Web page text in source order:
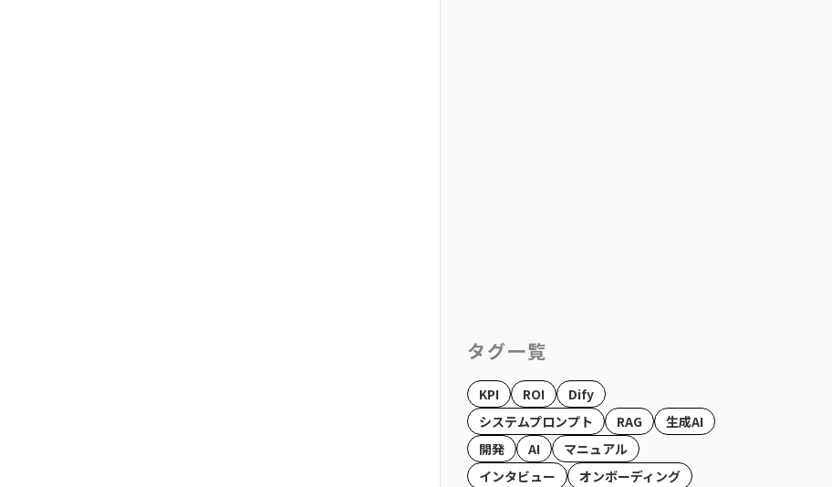
タグ一覧
KPI ROI
Dify
システムプロンプト
RAG
生成AI
開発
AI
マニュアル
インタビュー
オンボーディング